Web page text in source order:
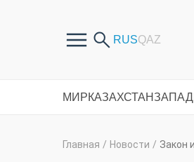
МИРКАЗАХСТАН
Главная / Новости / Закон